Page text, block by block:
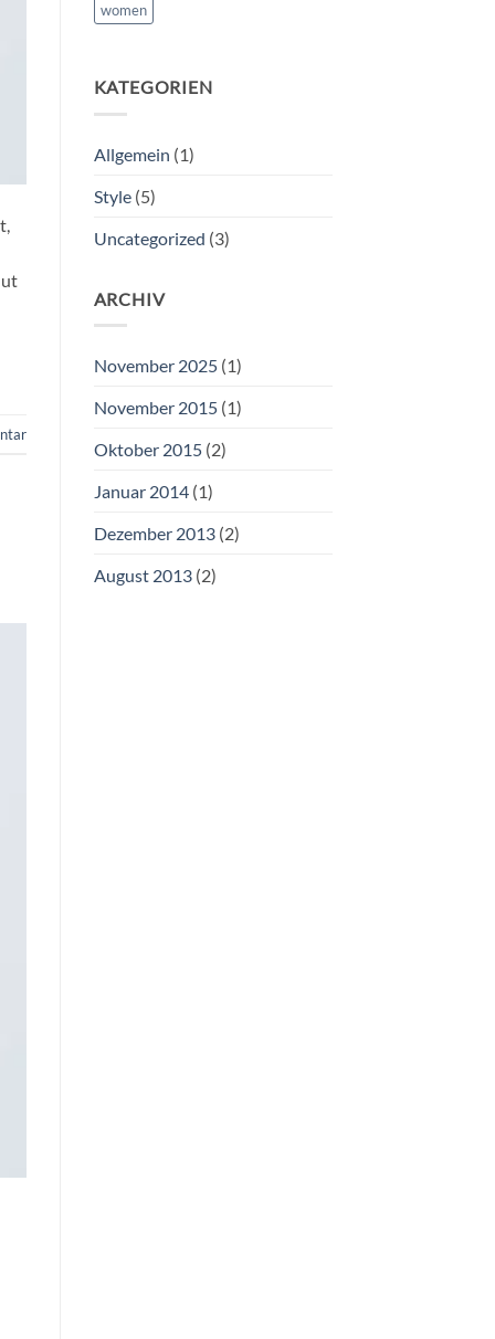
women
KATEGORIEN
Allgemein (1)
Style(5)
Uncategorized (3)
ARCHIV
November 2025(1)
November 2015(1)
Oktober 2015(2)
Januar 2014(1)
Dezember 2013(2)
August 2013(2)